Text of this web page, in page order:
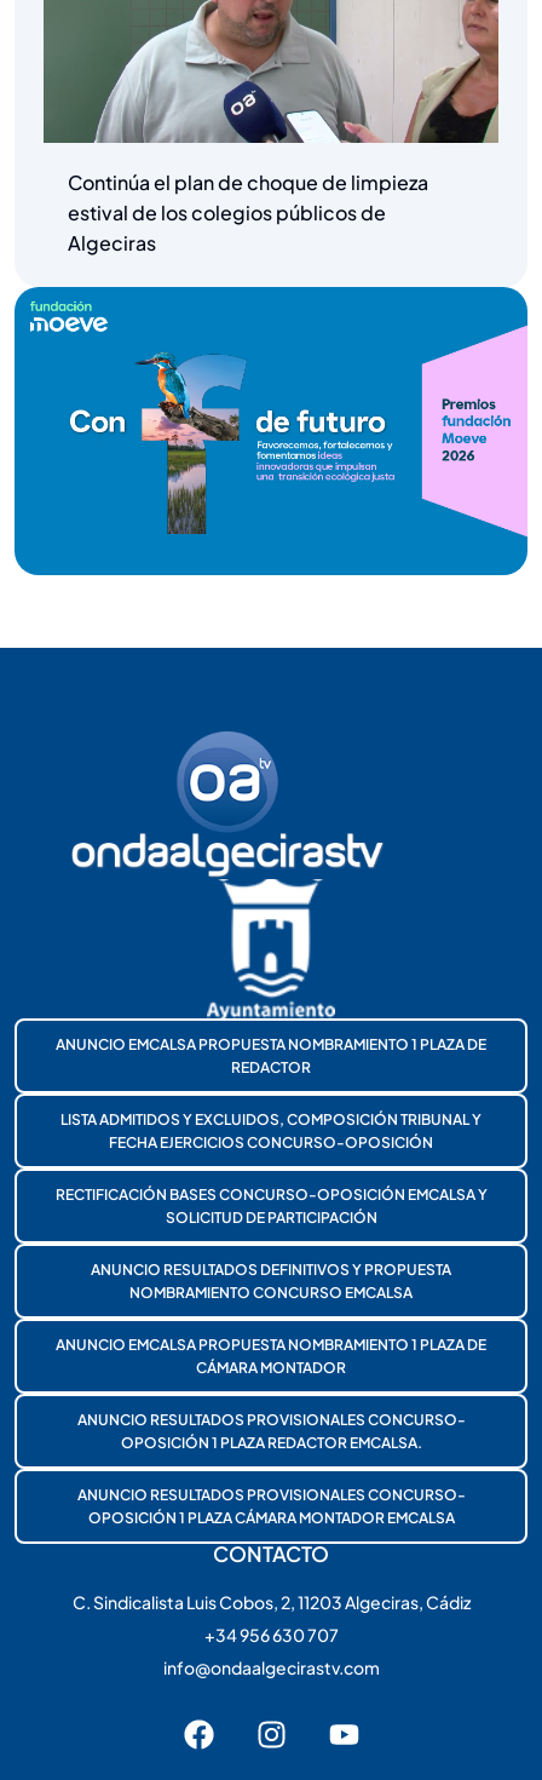
Continúa el plan de choque de limpieza
estival de los colegios públicos de
Algeciras
ANUNCIO EMCALSA PROPUESTA NOMBRAMIENTO 1 PLAZA DE
REDACTOR
LISTA ADMITIDOS Y EXCLUIDOS, COMPOSICIÓN TRIBUNAL Y
FECHA EJERCICIOS CONCURSO-OPOSICIÓN
RECTIFICACIÓN BASES CONCURSO-OPOSICIÓN EMCALSA Y
SOLICITUD DE PARTICIPACIÓN
ANUNCIO RESULTADOS DEFINITIVOS Y PROPUESTA
NOMBRAMIENTO CONCURSO EMCALSA
ANUNCIO EMCALSA PROPUESTA NOMBRAMIENTO 1 PLAZA DE
CÁMARA MONTADOR
ANUNCIO RESULTADOS PROVISIONALES CONCURSO-
OPOSICIÓN 1 PLAZA REDACTOR EMCALSA.
ANUNCIO RESULTADOS PROVISIONALES CONCURSO-
OPOSICIÓN 1 PLAZA CÁMARA MONTADOR EMCALSA
CONTACTO
C. Sindicalista Luis Cobos, 2, 11203 Algeciras, Cádiz
+34 956 630 707
info@ondaalgecirastv.com